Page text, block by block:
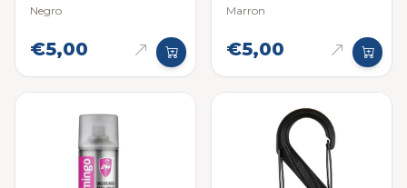
Negro
€5,00
Marron
€5,00